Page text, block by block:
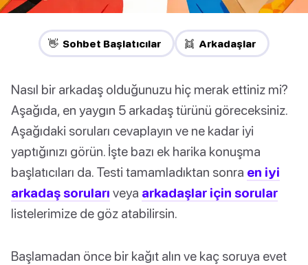
👋 Sohbet Başlatıcılar 👯 Arkadaşlar
Nasıl bir arkadaş olduğunuzu hiç merak ettiniz mi?
Aşağıda, en yaygın 5 arkadaş türünü göreceksiniz.
Aşağıdaki soruları cevaplayın ve ne kadar iyi
yaptığınızı görün. İşte bazı ek harika konuşma
başlatıcıları da. Testi tamamladıktan sonra en iyi
arkadaş soruları veya arkadaşlar için sorular
listelerimize de göz atabilirsin.
Başlamadan önce bir kağıt alın ve kaç soruya evet